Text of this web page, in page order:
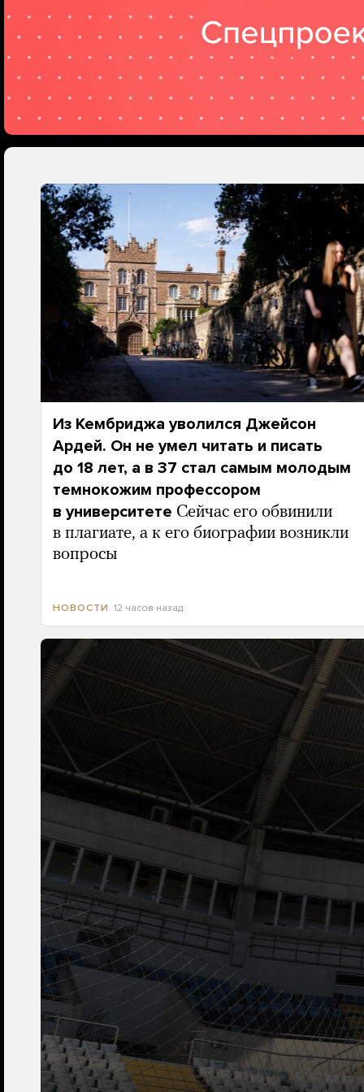
Из Кембриджа уволился Джейсон
Ардей. Он не умел читать и писать
до 18 лет, а в 37 стал самым молодым
темнокожим профессором
в университете Сейчас его обвинили
в плагиате, а к его биографии возникли
вопросы
НОВОСТИ 12 часов назад